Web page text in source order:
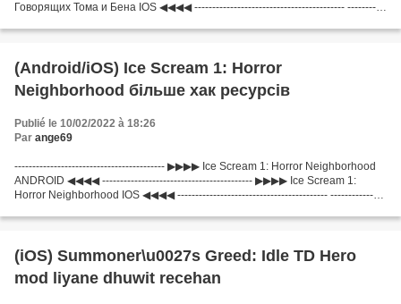
Говорящих Тома и Бена IOS ◀◀◀◀ ------------------------------------------ -----------
(Android/iOS) Ice Scream 1: Horror
Neighborhood більше хак ресурсів
Publié le 10/02/2022 à 18:26
Par ange69
------------------------------------------ ▶▶▶▶ Ice Scream 1: Horror Neighborhood
ANDROID ◀◀◀◀ ------------------------------------------ ▶▶▶▶ Ice Scream 1:
Horror Neighborhood IOS ◀◀◀◀ ------------------------------------------ ---------------
(iOS) Summoner\u0027s Greed: Idle TD Hero
mod liyane dhuwit recehan